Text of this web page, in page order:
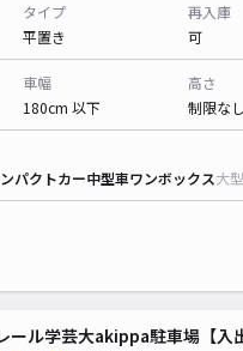
タイプ
平置き
再入庫
可
車幅
180cm 以下
高さ
制限なし
パクトカー中型車ワンボックス大
ール学芸大akippa駐車場【入